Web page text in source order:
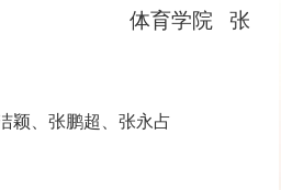
学院 张
颖 、张鹏超 、张永占